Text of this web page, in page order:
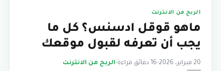
الربح من الانترنت
ماهو قوقل ادسنس؟ كل ما
يجب أن تعرفه لقبول موقعك
20 فبراير، 2026 •16 دقائق قراءة •الربح من الانترنت